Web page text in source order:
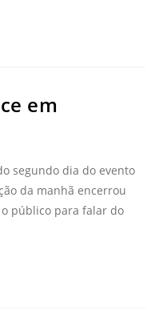
em
segundo dia do evento
da manhã encerrou
público para falar do